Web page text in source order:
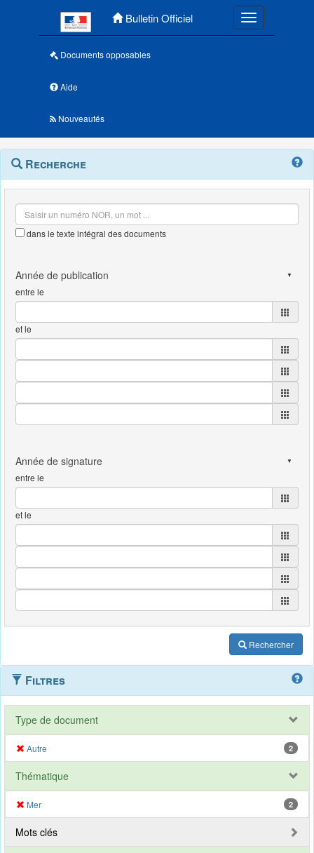
Bulletin Officiel Toggle
Documents opposables
Aide
Nouveautés
Navigation
outils
Menu
contextuel
Recherche
dans le texte intégral des documents
entre le
et le
entre le
et le
Rechercher
Filtres
Type de document
Autre 2
Thématique
Mer 2
Mots clés